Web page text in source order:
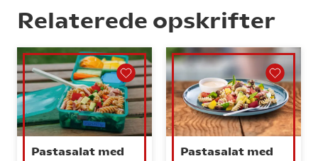
Relaterede opskrifter
Pastasalat med
Pastasalat med